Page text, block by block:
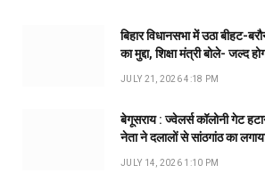
बिहार विधानसभा में उठा बीहट-
का मुद्दा, शिक्षा मंत्री बोले- जल्द
JULY 21, 2026 4:18 PM
बेगूसराय : ज्वेलर्स कॉलोनी गेट
नेता ने दलालों से सांठगांठ का
JULY 14, 2026 1:10 PM